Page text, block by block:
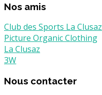
Nos amis
Club des Sports La Clusaz
Picture Organic Clothing
La Clusaz
3W
Nous contacter